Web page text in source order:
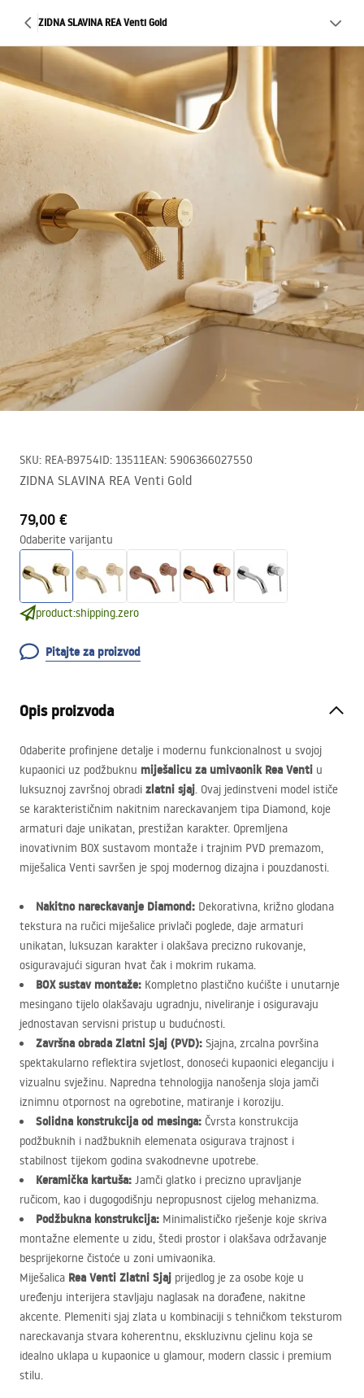
ZIDNA SLAVINA REA Venti Gold
SKU: REA-B9754ID: 13511EAN: 5906366027550
ZIDNA SLAVINA REA Venti Gold
79,00 €
Odaberite varijantu
product:shipping.zero
Pitajte za proizvod
Opis proizvoda
Odaberite profinjene detalje i modernu funkcionalnost u svojoj
kupaonici uz podžbuknu miješalicu za umivaonik Rea Venti u
luksuznoj završnoj obradi zlatni sjaj. Ovaj jedinstveni model ističe
se karakterističnim nakitnim nareckavanjem tipa Diamond, koje
armaturi daje unikatan, prestižan karakter. Opremljena
inovativnim BOX sustavom montaže i trajnim PVD premazom,
miješalica Venti savršen je spoj modernog dizajna i pouzdanosti.
Nakitno nareckavanje Diamond: Dekorativna, križno glodana
tekstura na ručici miješalice privlači poglede, daje armaturi
unikatan, luksuzan karakter i olakšava precizno rukovanje,
osiguravajući siguran hvat čak i mokrim rukama.
BOXsustav montaže: Kompletno plastično kućište i unutarnje
mesingano tijelo olakšavaju ugradnju, niveliranje i osiguravaju
jednostavan servisni pristup u budućnosti.
Završna obrada Zlatni Sjaj (PVD): Sjajna, zrcalna površina
spektakularno reflektira svjetlost, donoseći kupaonici eleganciju i
vizualnu svježinu. Napredna tehnologija nanošenja sloja jamči
iznimnu otpornost na ogrebotine, matiranje i koroziju.
Solidna konstrukcija od mesinga: Čvrsta konstrukcija
podžbuknih i nadžbuknih elemenata osigurava trajnost i
stabilnost tijekom godina svakodnevne upotrebe.
Keramička kartuša: Jamči glatko i precizno upravljanje
ručicom, kao i dugogodišnju nepropusnost cijelog mehanizma.
Podžbukna konstrukcija: Minimalističko rješenje koje skriva
montažne elemente u zidu, štedi prostor i olakšava održavanje
besprijekorne čistoće u zoni umivaonika.
Miješalica Rea Venti Zlatni Sjaj prijedlog je za osobe koje u
uređenju interijera stavljaju naglasak na dorađene, nakitne
akcente. Plemeniti sjaj zlata u kombinaciji s tehničkom teksturom
nareckavanja stvara koherentnu, ekskluzivnu cjelinu koja se
idealno uklapa u kupaonice u glamour, modern classic i premium
stilu.